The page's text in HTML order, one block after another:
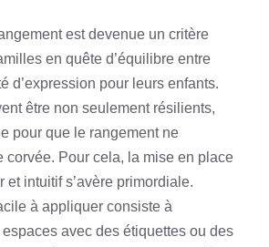
est devenue un critère
en quête d’équilibre entre
d’expression pour leurs enfants.
être non seulement résilients,
pour que le rangement ne
corvée. Pour cela, la mise en place
et intuitif s’avère primordiale.
à appliquer consiste à
avec des étiquettes ou des